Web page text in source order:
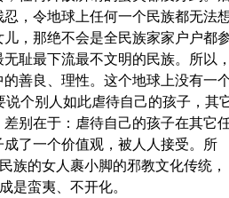
，令地球上任何一个民族都无法
，那绝不会是全民族家家户户都
耻最下流最不文明的民族。所以，
善良、理性。这个地球上没有一
个别人如此虐待自己的孩子，其
别在于：虐待自己的孩子在其它
了一个价值观，被人人接受。所
族的女人裹小脚的邪教文化传统，
是蛮夷、不开化。